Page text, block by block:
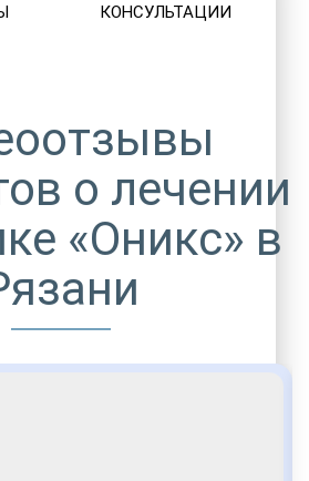
КОНСУЛЬТАЦИИ
о лечении
«Оникс» в